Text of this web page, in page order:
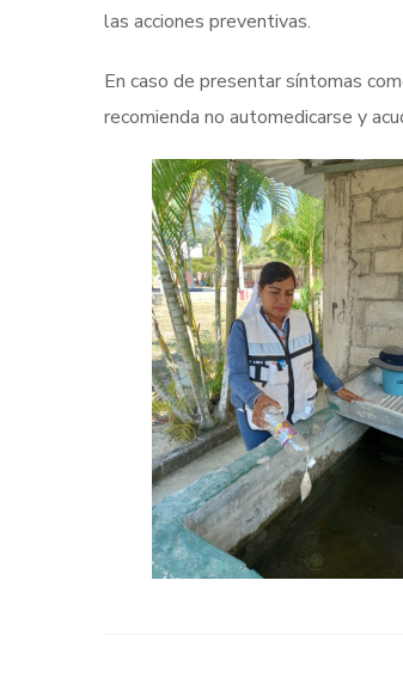
las acciones preventivas.
En caso de presentar síntomas
recomienda no automedicarse y